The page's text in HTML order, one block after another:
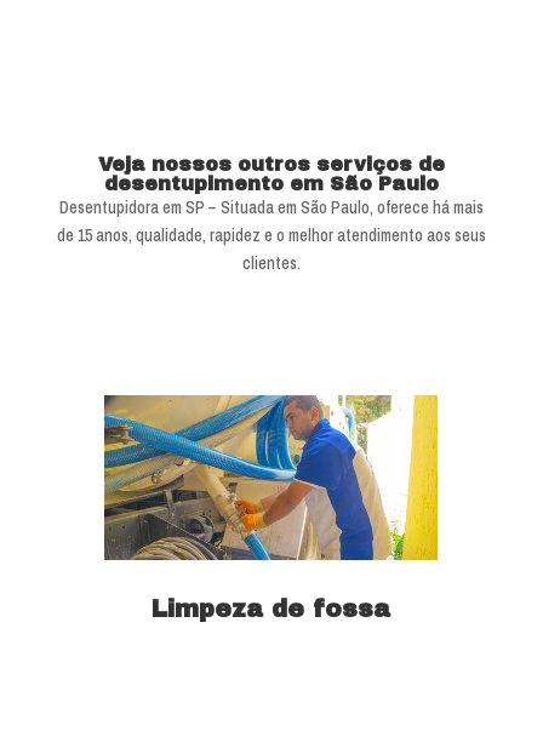
Veja nossos outros serviços de
desentupimento em São Paulo
Desentupidora em SP – Situada em São Paulo, oferece há mais
de 15 anos, qualidade, rapidez e o melhor atendimento aos seus
clientes.
Limpeza de fossa